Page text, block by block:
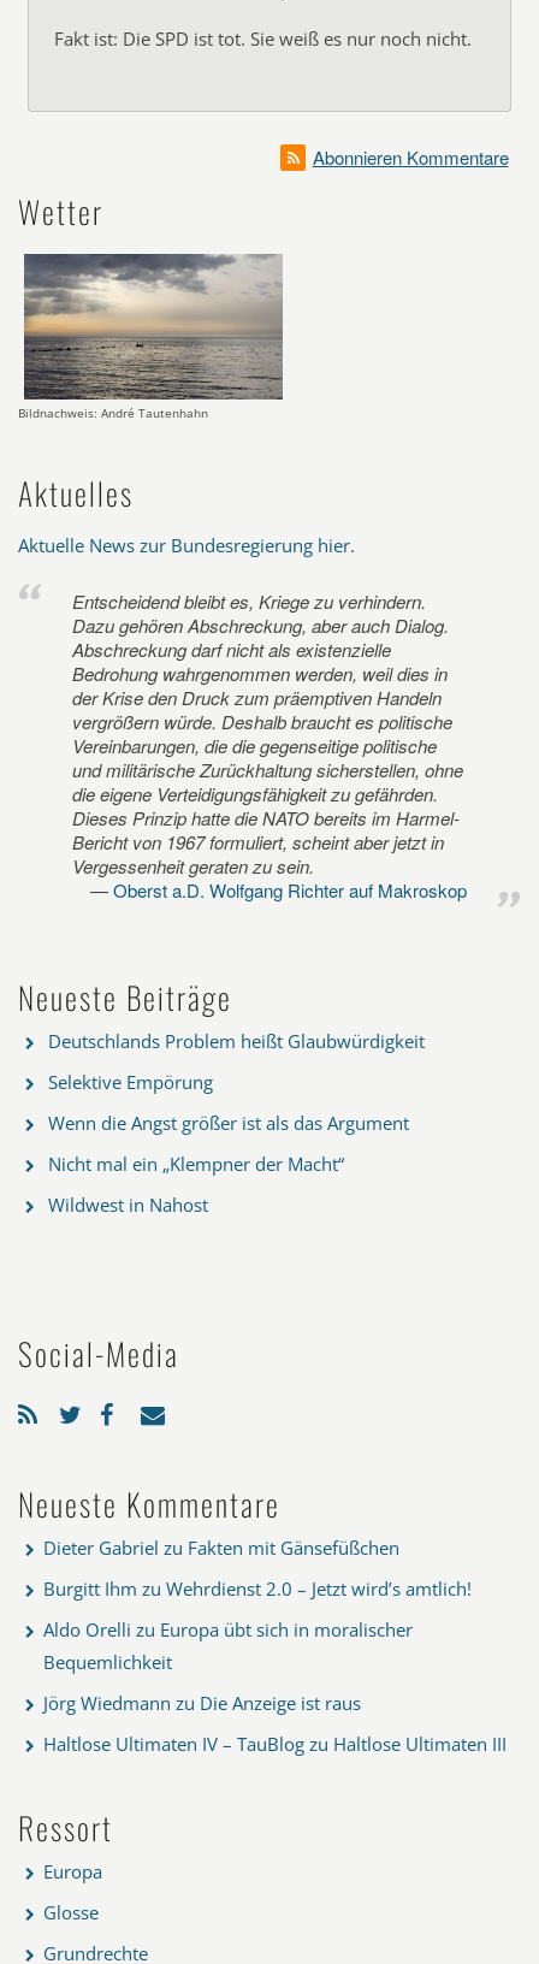
Fakt ist: Die SPD ist tot. Sie weiß es nur noch nicht.
Abonnieren Kommentare
Wetter
Bildnachweis: André Tautenhahn
Aktuelles
Aktuelle News zur Bundesregierung hier.
Entscheidend bleibt es, Kriege zu verhindern.
Dazu gehören Abschreckung, aber auch Dialog.
Abschreckung darf nicht als existenzielle
Bedrohung wahrgenommen werden, weil dies in
der Krise den Druck zum präemptiven Handeln
vergrößern würde. Deshalb braucht es politische
Vereinbarungen, die die gegenseitige politische
und militärische Zurückhaltung sicherstellen, ohne
die eigene Verteidigungsfähigkeit zu gefährden.
Dieses Prinzip hatte die NATO bereits im Harmel-
Bericht von 1967 formuliert, scheint aber jetzt in
Vergessenheit geraten zu sein.
Oberst a.D. Wolfgang Richter auf Makroskop
Neueste Beiträge
Deutschlands Problem heißt Glaubwürdigkeit
Selektive Empörung
Wenn die Angst größer ist als das Argument
Nicht mal ein „Klempner der Macht“
Wildwest in Nahost
Social-Media
Neueste Kommentare
Dieter Gabriel zu Fakten mit Gänsefüßchen
Burgitt Ihm zu Wehrdienst 2.0 – Jetzt wird’s amtlich!
Aldo Orelli zu Europa übt sich in moralischer
Bequemlichkeit
Jörg Wiedmann zu Die Anzeige ist raus
Haltlose Ultimaten IV – TauBlog zu Haltlose Ultimaten III
Ressort
Europa
Glosse
Grundrechte